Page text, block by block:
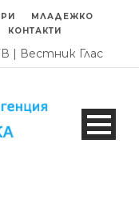
МЛАДЕЖКО
КОНТАКТИ
| Вестник Глас